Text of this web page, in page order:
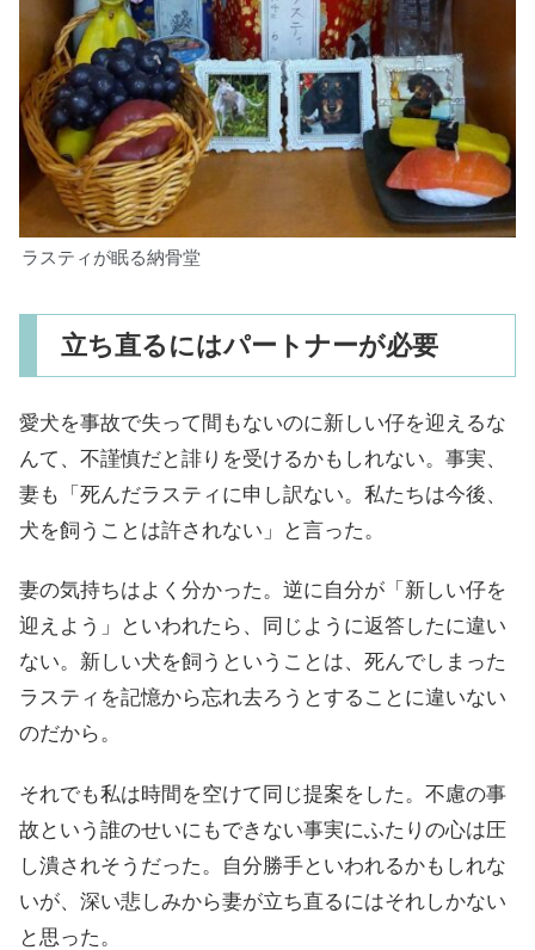
ラスティが眠る納骨堂
立ち直るにはパートナーが必要
愛犬を事故で失って間もないのに新しい仔を迎えるな
んて、不謹慎だと誹りを受けるかもしれない。事実、
妻も「死んだラスティに申し訳ない。私たちは今後、
犬を飼うことは許されない」と言った。
妻の気持ちはよく分かった。逆に自分が「新しい仔を
迎えよう」といわれたら、同じように返答したに違い
ない。新しい犬を飼うということは、死んでしまった
ラスティを記憶から忘れ去ろうとすることに違いない
のだから。
それでも私は時間を空けて同じ提案をした。不慮の事
故という誰のせいにもできない事実にふたりの心は圧
し潰されそうだった。自分勝手といわれるかもしれな
いが、深い悲しみから妻が立ち直るにはそれしかない
と思った。